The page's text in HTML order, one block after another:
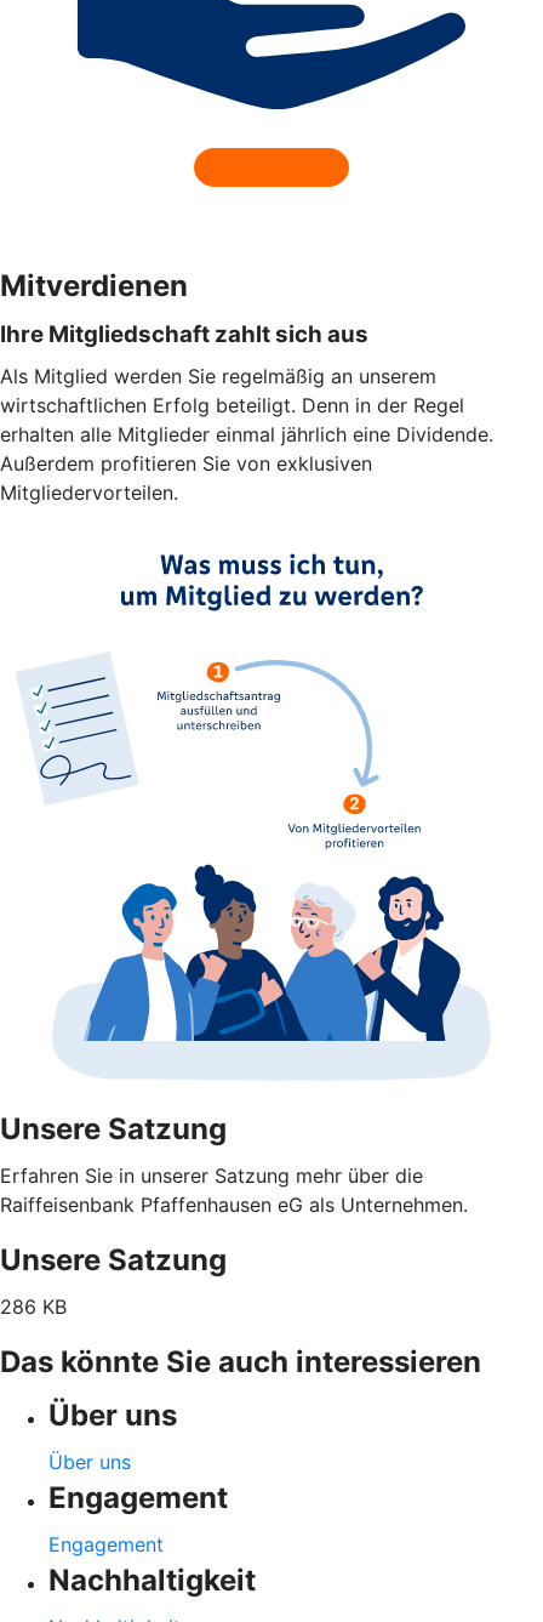
Mitverdienen
Ihre Mitgliedschaft zahlt sich aus
Als Mitglied werden Sie regelmäßig an unserem
wirtschaftlichen Erfolg beteiligt. Denn in der Regel
erhalten alle Mitglieder einmal jährlich eine Dividende.
Außerdem profitieren Sie von exklusiven
Mitgliedervorteilen.
Unsere Satzung
Erfahren Sie in unserer Satzung mehr über die
Raiffeisenbank Pfaffenhausen eG als Unternehmen.
Unsere Satzung
286 KB
Das könnte Sie auch interessieren
Über uns
Über uns
Engagement
Engagement
Nachhaltigkeit